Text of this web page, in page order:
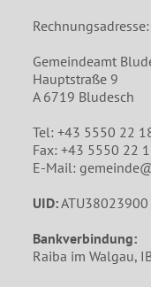
Rechnungsadresse:
Gemeindeamt
Hauptstraße 9
A 6719 Bludesch
Tel: +43 5550 22
Fax: +43 5550 22
E-Mail:
UID:ATU38023900
Bankverbindung:
Raiba im Walgau,